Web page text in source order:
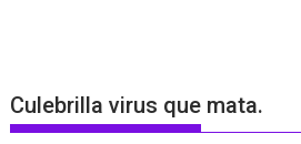
Culebrilla virus que mata.